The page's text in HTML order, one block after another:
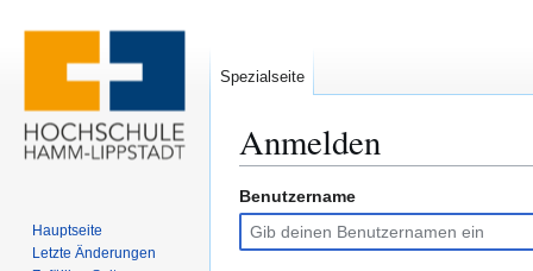
Anmelden
Zur
Navigation
springen
Zur
Suche
springen
Benutzername
Spezialseite
Hauptseite
Letzte Änderungen